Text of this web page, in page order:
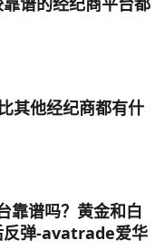
其他经纪商都有什
谱吗？黄金和白
反弹-avatrade爱华